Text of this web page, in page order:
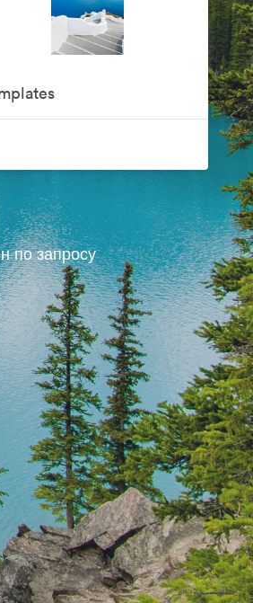
по запросу